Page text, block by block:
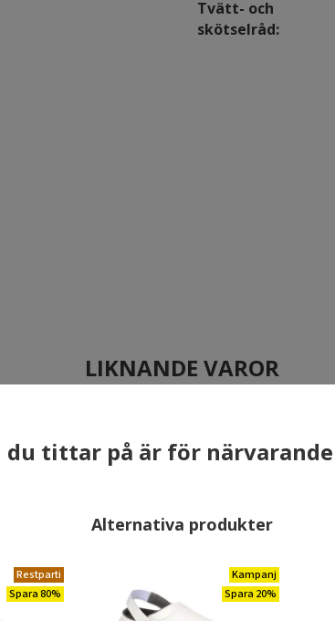
Tvätt- och
skötselråd:
LIKNANDE VAROR
Spara 50%
Spara 83%
du tittar på är för
Alternativa produkter
Restparti
Spara 80%
Kampanj
Spara 20%